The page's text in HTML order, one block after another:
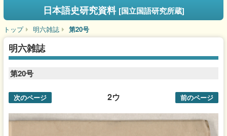
日本語史研究資料 [国立国語研究所蔵]
トップ 明六雑誌 第20号
明六雑誌
第20号
2ウ
次のページ 前のページ